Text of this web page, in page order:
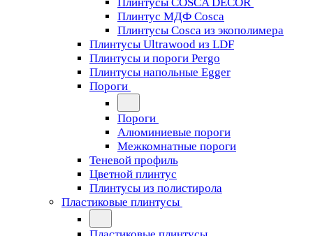
Плинтус МДФ Cosca
Плинтусы Cosca из экополимера
Плинтусы Ultrawood из LDF
Плинтусы и пороги Pergo
Плинтусы напольные Egger
Пороги
Пороги
Алюминиевые пороги
Межкомнатные пороги
Теневой профиль
Цветной плинтус
Плинтусы из полистирола
Пластиковые плинтусы